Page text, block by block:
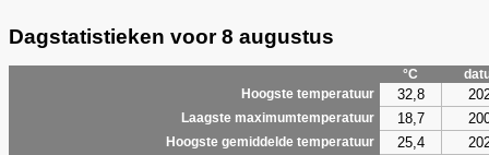
Dagstatistieken voor 8 augustus
°C
Hoogste temperatuur
32,8
Laagste maximumtemperatuur 18,7
Hoogste gemiddelde temperatuur 25,4